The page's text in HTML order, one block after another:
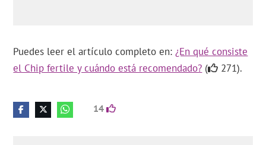
Puedes leer el artículo completo en:¿En qué consiste
el Chip fertile y cuándo está recomendado? ( 271).
14